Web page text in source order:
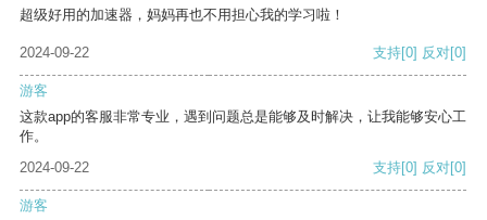
超级好用的加速器，妈妈再也不用担心我的学习啦！
2024-09-22 支持[0] 反对[0]
游客
这款app的客服非常专业，遇到问题总是能够及时解决，让我能够安心工
作。
2024-09-22
支持[0] 反对[0]
游客